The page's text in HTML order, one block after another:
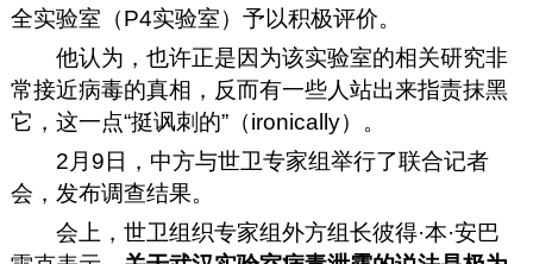
全实验室（P4实验室）予以积极评价。
他认为，也许正是因为该实验室的相关研究非
常接近病毒的真相，反而有一些人站出来指责抹黑
它，这一点“挺讽刺的”（ironically）。
2月9日，中方与世卫专家组举行了联合记者
会，发布调查结果。
会上，世卫组织专家组外方组长彼得·本·安巴